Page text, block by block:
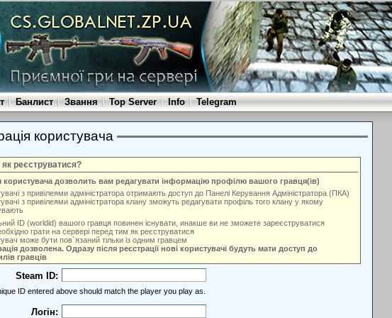
Банлист Звання Top Server Info Telegram
користувача
як реєструватися?
користувача дозволить вам редагувати інформацію профілю вашого гравця(ів)
з привілеями адміністратора отримають доступ до Панелі Керування Адміністратора (ПКА)
з привілеями адміністратора клану зможуть редагувати профіль того клану у якому
ID (worldid) вашого гравця повинен існувати, инакше ви не зможете зареєструватися
грати на сервері перед тим як реєструватися
може бути пов`язаний тільки із одним гравцем
дозволена. Одразу після реєстрації нові користувачі будуть мати доступ до
гравців
Steam ID:
ID entered above should match the player you play as.
Логін: